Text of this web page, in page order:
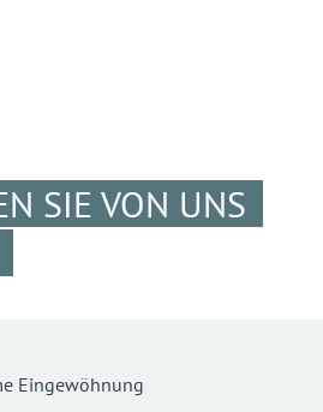
SIE VON UNS
Eingewöhnung